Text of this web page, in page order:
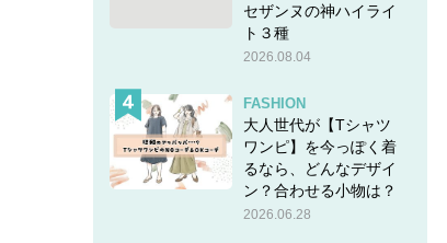
セザンヌの神ハイライ
ト３種
2026.08.04
FASHION
大人世代が【Tシャツ
ワンピ】を今っぽく着
るなら、どんなデザイ
ン？合わせる小物は？
2026.06.28